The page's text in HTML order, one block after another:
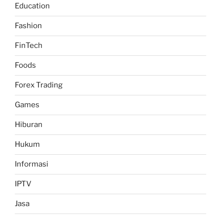
Education
Fashion
FinTech
Foods
Forex Trading
Games
Hiburan
Hukum
Informasi
IPTV
Jasa